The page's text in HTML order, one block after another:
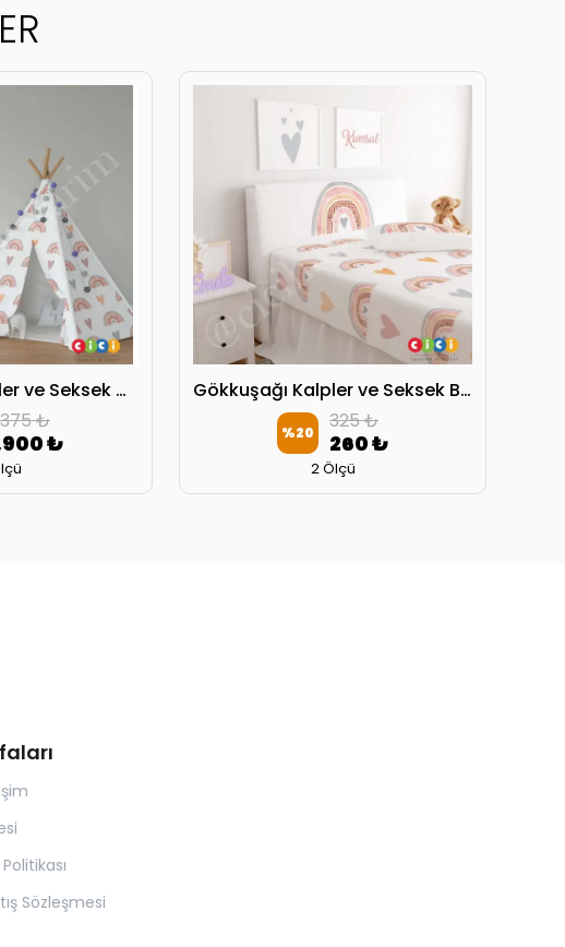
Gökkuşağı Kalpler ve Seksek Oyun Çadırı
₺
₺
Gökkuşağı Kalpler ve Seksek Başlık Kılıfı
%20 325 ₺
260 ₺
2 Ölçü
Sözleşmesi